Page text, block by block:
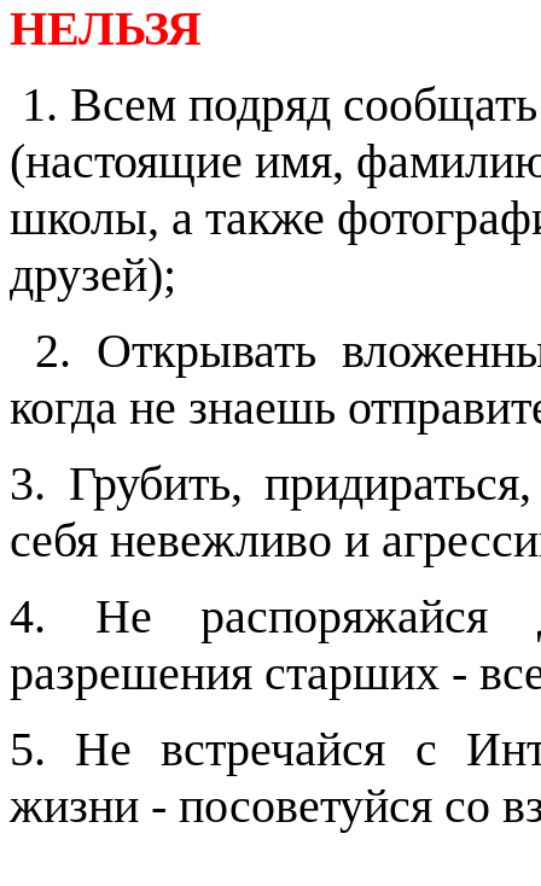
НЕЛЬЗЯ
1. Всем подряд
(настоящие имя,
школы, а также
друзей);
2. Открывать
когда не знаешь
3. Грубить,
себя невежливо и
4. Не распоряжайся
разрешения старших -
5. Не встречайся с
жизни - посоветуйся со